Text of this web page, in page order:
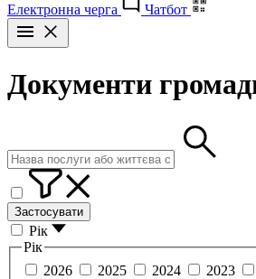
Електронна черга
Чатбот
Документи
Застосувати
Рік
Рік
2026
2025 2024 2023